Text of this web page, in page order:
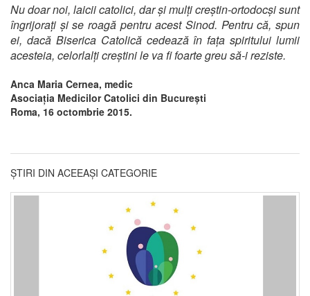
Nu doar noi, laicii catolici, dar și mulți creștin-ortodocși sunt
îngrijorați și se roagă pentru acest Sinod. Pentru că, spun
ei, dacă Biserica Catolică cedează în fața spiritului lumii
acesteia, celorlalți creștini le va fi foarte greu să-i reziste.
Anca Maria Cernea, medic
Asociația Medicilor Catolici din București
Roma, 16 octombrie 2015.
ȘTIRI DIN ACEEAȘI CATEGORIE